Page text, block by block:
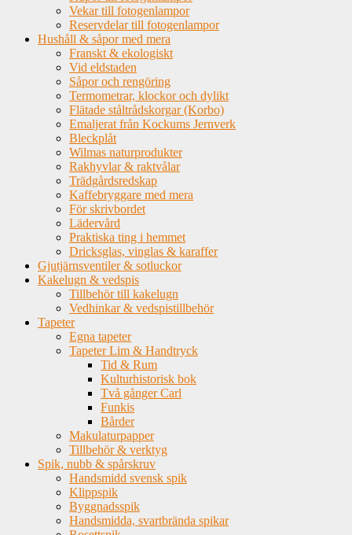
Vekar till fotogenlampor
Reservdelar till fotogenlampor
Hushåll & såpor med mera
Franskt & ekologiskt
Vid eldstaden
Såpor och rengöring
Termometrar, klockor och dylikt
Flätade ståltrådskorgar (Korbo)
Emaljerat från Kockums Jernverk
Bleckplåt
Wilmas naturprodukter
Rakhyvlar & raktvålar
Trädgårdsredskap
Kaffebryggare med mera
För skrivbordet
Lädervård
Praktiska ting i hemmet
Dricksglas, vinglas & karaffer
Gjutjärnsventiler & sotluckor
Kakelugn & vedspis
Tillbehör till kakelugn
Vedhinkar & vedspistillbehör
Tapeter
Egna tapeter
Tapeter Lim & Handtryck
Tid & Rum
Kulturhistorisk bok
Två gånger Carl
Funkis
Bårder
Makulaturpapper
Tillbehör & verktyg
Spik, nubb & spårskruv
Handsmidd svensk spik
Klippspik
Byggnadsspik
Handsmidda, svartbrända spikar